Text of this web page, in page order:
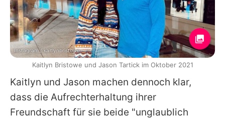
Kaitlyn und Jason machen dennoch klar,
dass die Aufrechterhaltung ihrer
Freundschaft für sie beide "unglaublich
Instagram / kaitlynbristowe
Kaitlyn Bristowe und Jason Tartick im Oktober 2021